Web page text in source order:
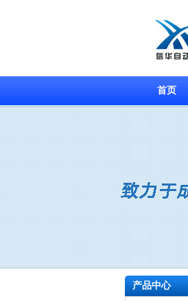
首页
产品中心